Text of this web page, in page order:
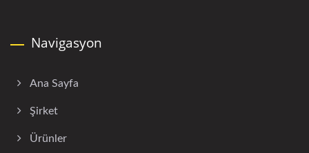
Navigasyon
Ana Sayfa
Şirket
Ürünler